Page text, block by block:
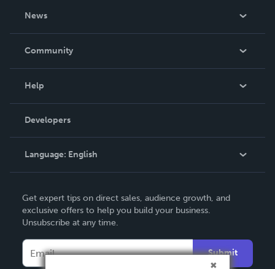
News
In The News
Community
Podcast
Help
Order Lookup
Knowledge Base
Contact Support
Developers
Language: English
Deutsch
Français
Get expert tips on direct sales, audience growth, and
exclusive offers to help you build your business.
Unsubscribe at any time.
Submit